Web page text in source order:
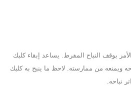
بوقف النباح المفرط. يساعد إبقاء كلبك
ويمنعه من ممارسته. لاحظ ما ينبح به كلبك
نباحه.